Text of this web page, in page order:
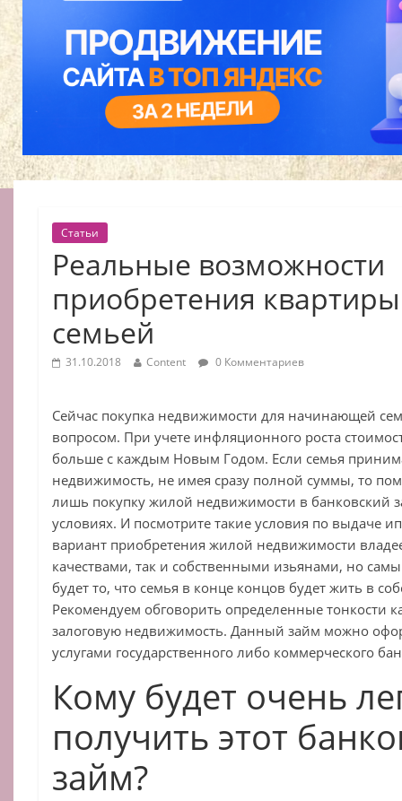
Статьи
Реальные возможности
приобретения
семьей
31.10.2018 Content 0 Комментариев
Сейчас покупка недвижимости для начинающей
вопросом. При учете инфляционного роста
больше с каждым Новым Годом. Если семья
недвижимость, не имея сразу полной суммы, то
лишь покупку жилой недвижимости в банковский
условиях. И посмотрите такие условия по выдаче
вариант приобретения жилой недвижимости
качествами, так и собственными изьянами, но
будет то, что семья в конце концов будет жить в
Рекомендуем обговорить определенные тонкости
залоговую недвижимость. Данный займ можно
услугами государственного либо коммерческого
Кому будет очень
получить этот
займ?